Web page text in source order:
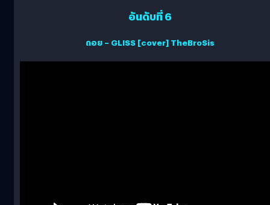
อันดับที่ 6
ถอย – GLISS [cover] TheBroSis